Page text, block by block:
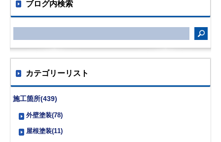
ブログ内検索
カテゴリーリスト
施工箇所(439)
外壁塗装(78)
屋根塗装(11)